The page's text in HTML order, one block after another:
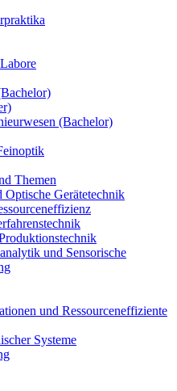
(Bachelor)
Themen
Gerätetechnik
und Sensorische
und Ressourceneffiziente
Systeme